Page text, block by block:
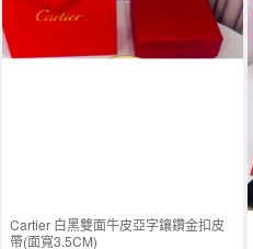
Cartier 白黑雙面牛皮亞字鑲鑽金扣皮
帶(面寬3.5CM)